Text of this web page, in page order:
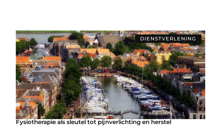
DIENSTVERLENING
Fysiotherapie als sleutel tot pijnverlichting en herstel